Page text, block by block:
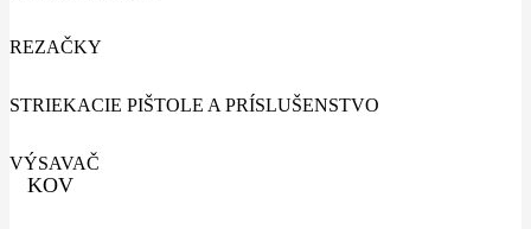
REZAČKY
STRIEKACIE PIŠTOLE A PRÍSLUŠENSTVO
VÝSAVAČ
KOV